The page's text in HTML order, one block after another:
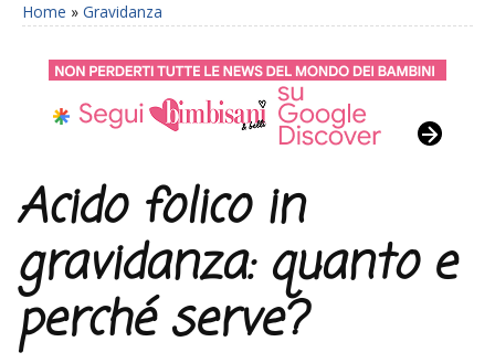
Home » Gravidanza
Acido folico in
gravidanza: quanto e
perché serve?